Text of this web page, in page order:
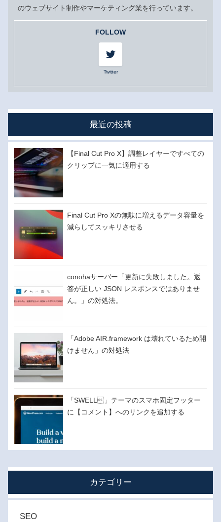
のウェブサイト制作やマーケティング業を行っています。
FOLLOW
Twitter
最近の投稿
【Final Cut Pro X】調整レイヤーですべての
クリップに一気に適用する
Final Cut Pro Xの無駄に増えるデータ容量を
減らしてスッキリさせる
conohaサーバー「更新に失敗しました。返
答が正しい JSON レスポンスではありませ
ん。」の対処法。
「Adobe AIR.framework は壊れているため開
けません」の対処法
「SWELL」テーマのスマホ固定フッター
に【コメント】へのリンクを追加する
カテゴリー
SEO